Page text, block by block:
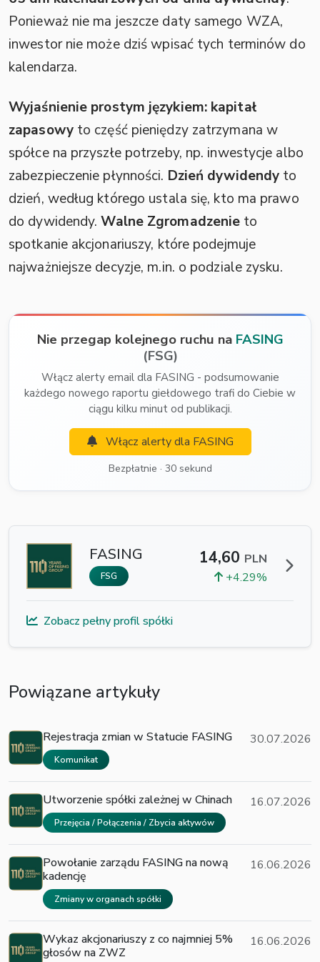
Ponieważ nie ma jeszcze daty samego WZA,
inwestor nie może dziś wpisać tych terminów do
kalendarza.
Wyjaśnienie prostym językiem: kapitał
zapasowyto część pieniędzy zatrzymana w
spółce na przyszłe potrzeby, np. inwestycje albo
zabezpieczenie płynności. Dzień dywidendy to
dzień, według którego ustala się, kto ma prawo
do dywidendy.Walne Zgromadzenie to
spotkanie akcjonariuszy, które podejmuje
najważniejsze decyzje, m.in. o podziale zysku.
Nie przegap kolejnego ruchu na FASING
(FSG)
Włącz alerty email dla FASING - podsumowanie
każdego nowego raportu giełdowego trafi do Ciebie w
ciągu kilku minut od publikacji.
Włącz alerty dla FASING
Bezpłatnie · 30 sekund
FASING
FSG
14,60 PLN
+4.29%
Zobacz pełny profil spółki
Powiązane artykuły
Rejestracja zmian w Statucie FASING
Komunikat
30.07.2026
Utworzenie spółki zależnej w Chinach
Przejęcia / Połączenia / Zbycia aktywów
16.07.2026
Powołanie zarządu FASING na nową
kadencję
Zmiany w organach spółki
16.06.2026
Wykaz akcjonariuszy z co najmniej 5%
głosów na ZWZ
16.06.2026